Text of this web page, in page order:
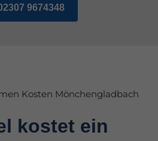
9674348
kostet ein